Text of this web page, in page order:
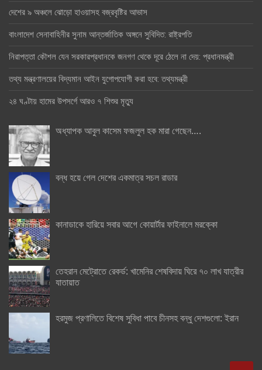
দেশের ৯ অঞ্চলে ঝোড়ো হাওয়াসহ বজ্রবৃষ্টির আভাস
বাংলাদেশ সেনাবাহিনীর সুনাম আন্তর্জাতিক অঙ্গনে সুবিদিত: রাষ্ট্রপতি
নিরাপত্তা কৌশল যেন সরকারপ্রধানকে জনগণ থেকে দূরে ঠেলে না দেয়: প্রধানমন্ত্রী
তথ্য মন্ত্রণালয়ের বিদ্যমান আইন যুগোপযোগী করা হবে: তথ্যমন্ত্রী
২৪ ঘণ্টায় হামের উপসর্গে আরও ৭ শিশুর মৃত্যু
অধ্যাপক আবুল কাসেম ফজলুল হক মারা গেছেন….
বন্ধ হয়ে গেল দেশের একমাত্র সচল রাডার
কানাডাকে হারিয়ে সবার আগে কোয়ার্টার ফাইনালে মরক্কো
তেহরান মেট্রোতে রেকর্ড: খামেনির শেষবিদায় ঘিরে ৭০ লাখ যাত্রীর
যাতায়াত
হরমুজ প্রণালিতে বিশেষ সুবিধা পাবে চীনসহ বন্ধু দেশগুলো: ইরান